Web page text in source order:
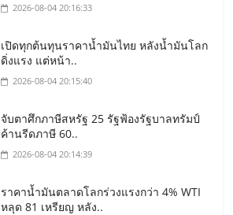
2026-08-04 20:16:33
เปิดทุกต้นทุนราคาน้ำมันไทย หลังน้ำมันโลก
ดิ่งแรง แต่หน้า..
2026-08-04 20:15:40
จับตาศึกภาษีสหรัฐ 25 รัฐฟ้องรัฐบาลทรัมป์
ค้านรีดภาษี 60..
2026-08-04 20:14:39
ราคาน้ำมันตลาดโลกร่วงแรงกว่า 4% WTI
หลุด 81 เหรียญ หลัง..